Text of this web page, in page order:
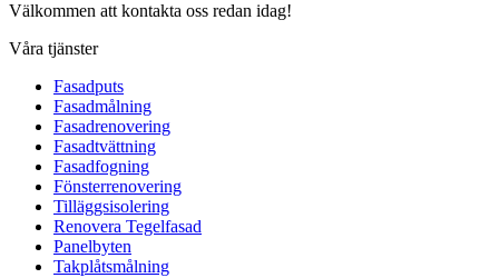
Välkommen att kontakta oss redan idag!
Våra tjänster
Fasadputs
Fasadmålning
Fasadrenovering
Fasadtvättning
Fasadfogning
Fönsterrenovering
Tilläggsisolering
Renovera Tegelfasad
Panelbyten
Takplåtsmålning